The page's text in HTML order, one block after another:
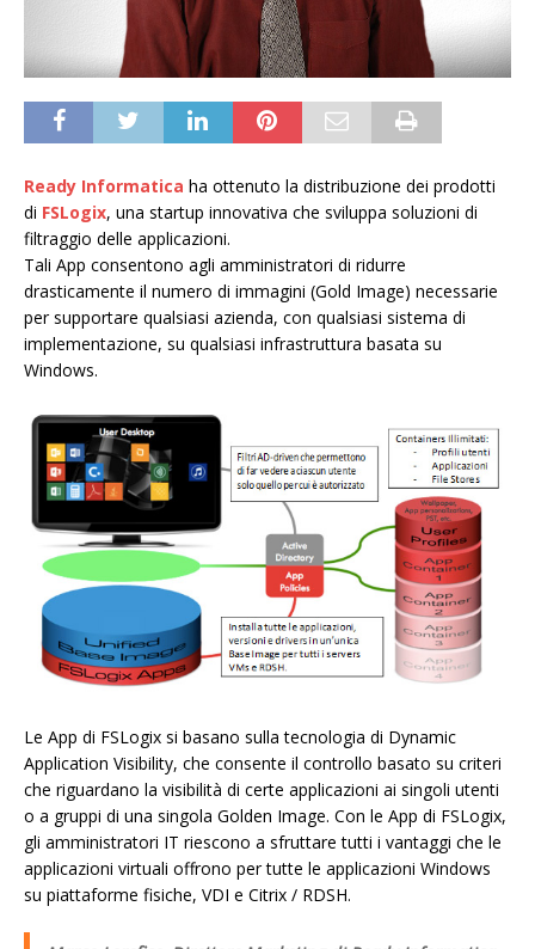
Ready Informatica ha ottenuto la distribuzione dei prodotti
di FSLogix, una startup innovativa che sviluppa soluzioni di
filtraggio delle applicazioni.
Tali App consentono agli amministratori di ridurre
drasticamente il numero di immagini (Gold Image) necessarie
per supportare qualsiasi azienda, con qualsiasi sistema di
implementazione, su qualsiasi infrastruttura basata su
Windows.
Le App di FSLogix si basano sulla tecnologia di Dynamic
Application Visibility, che consente il controllo basato su criteri
che riguardano la visibilità di certe applicazioni ai singoli utenti
o a gruppi di una singola Golden Image. Con le App di FSLogix,
gli amministratori IT riescono a sfruttare tutti i vantaggi che le
applicazioni virtuali offrono per tutte le applicazioni Windows
su piattaforme fisiche, VDI e Citrix / RDSH.